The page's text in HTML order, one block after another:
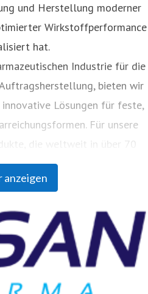
anzeigen
und Herstellung moderner
Wirkstoffperformance
hat.
Industrie für die
bieten wir
Lösungen für feste,
Für unsere
die weltweit in über 70
Mit unserer Auftragsanalytik
jeder Größe bei
und -validierung.